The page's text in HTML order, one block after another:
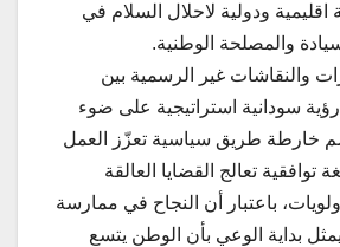
اقليمية ودولية لاحلال السلام في
والمصلحة الوطنية.
والنقاشات غير الرسمية بين
رؤية سودانية استراتيجية على ضوء
خارطة طريق سياسية تعزّز العمل
تعالج القضايا العالقة
باعتبار أن النجاح في ممارسة
بداية الوعي بأن الوطن يتسع